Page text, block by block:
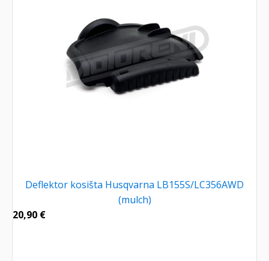
Deflektor kosišta Husqvarna LB155S/LC356AWD
(mulch)
20,90 €